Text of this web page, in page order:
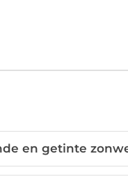
en getinte